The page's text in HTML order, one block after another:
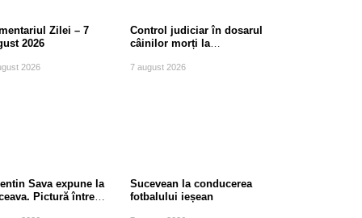
Zilei – 7
2026
2026
Control judiciar în dosarul
câinilor morți la
Suceava
7 august 2026
Sava expune la
Pictură între
Sucevean la conducerea
fotbalului ieșean